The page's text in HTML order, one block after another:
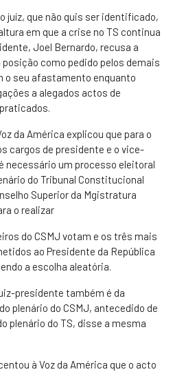
juíz, que não quis ser identificado,
em que a crise no TS continua
Joel Bernardo, recusa a
como pedido pelos demais
o seu afastamento enquanto
a alegados actos de
da América explicou que para o
cargos de presidente e o vice-
necessário um processo eleitoral
do Tribunal Constitucional
Superior da Mgistratura
o realizar
do CSMJ votam e os três mais
ao Presidente da República
a escolha aleatória.
presidente também é da
plenário do CSMJ, antecedido de
plenário do TS, disse a mesma
à Voz da América que o acto